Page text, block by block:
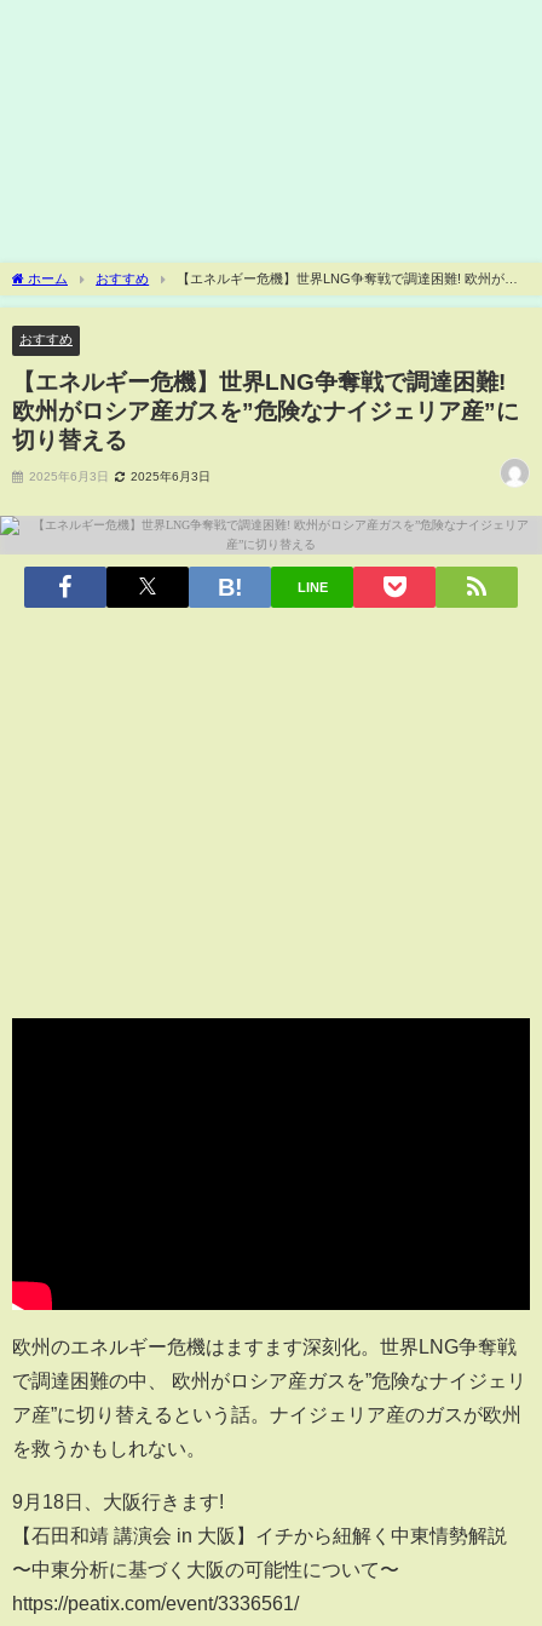
ホーム おすすめ
【エネルギー危機】世界LNG争奪戦で調達困難! 欧州がロ
シア産ガスを”危険なナイジェリア産”に切り替える
おすすめ
【エネルギー危機】世界LNG争奪戦で調達困難!
欧州がロシア産ガスを”危険なナイジェリア産”に
切り替える
2025年6月3日 2025年6月3日
LINE
欧州のエネルギー危機はますます深刻化。世界LNG争奪戦
で調達困難の中、 欧州がロシア産ガスを”危険なナイジェリ
ア産”に切り替えるという話。ナイジェリア産のガスが欧州
を救うかもしれない。
9月18日、大阪行きます!
【石田和靖 講演会 in 大阪】イチから紐解く中東情勢解説
〜中東分析に基づく大阪の可能性について〜
https://peatix.com/event/3336561/